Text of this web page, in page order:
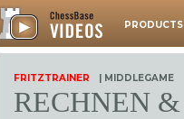
PRODUCTS
FRITZTRAINER | MIDDLEGAME
RECHNEN &